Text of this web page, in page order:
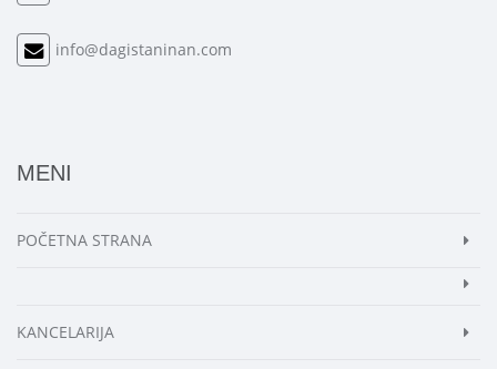
info@dagistaninan.com
MENI
POČETNA STRANA
KANCELARIJA